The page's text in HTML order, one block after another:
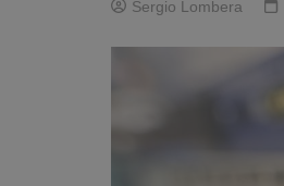
Sergio Lombera